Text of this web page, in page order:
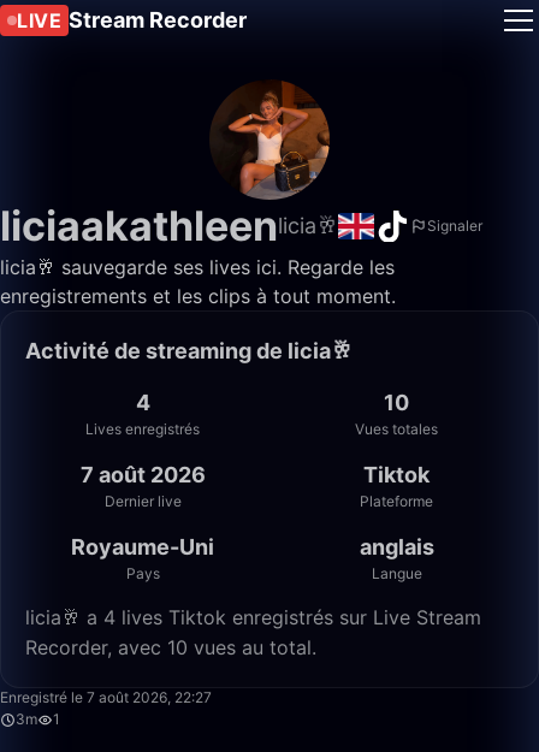
LIVE Stream Recorder
liciaakathleenlicia🥂 Signaler
licia🥂 sauvegarde ses lives ici. Regarde les
enregistrements et les clips à tout moment.
Activité de streaming de licia🥂
4
Lives enregistrés
10
Vues totales
7 août 2026
Dernier live
Tiktok
Plateforme
Royaume-Uni
Pays
anglais
Langue
licia🥂 a 4 lives Tiktok enregistrés sur Live Stream
Recorder, avec 10 vues au total.
Enregistré le 7 août 2026, 22:27
3m
1